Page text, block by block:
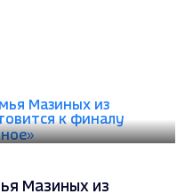
Мазиных из